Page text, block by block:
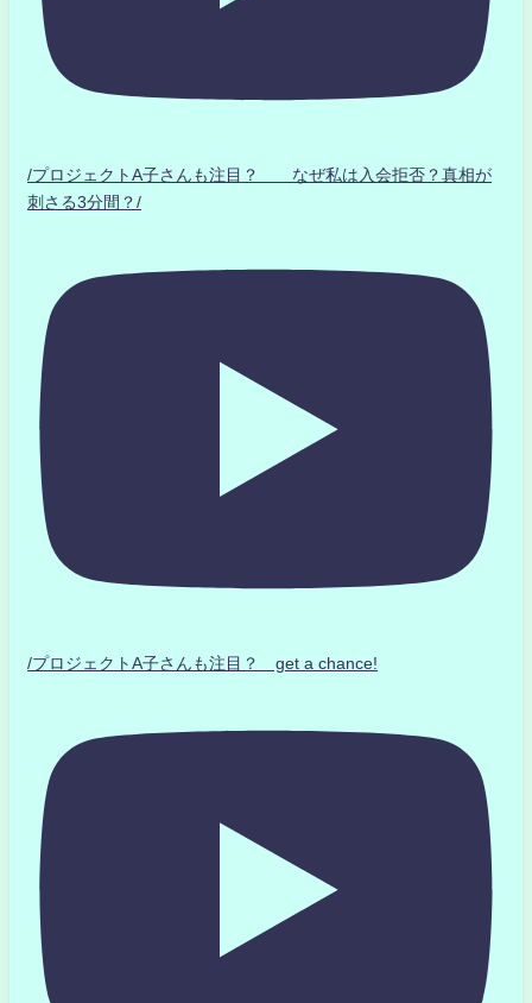
/プロジェクトA子さんも注目？ なぜ私は入会拒否？真相が
刺さる3分間？/
/プロジェクトA子さんも注目？ get a chance!